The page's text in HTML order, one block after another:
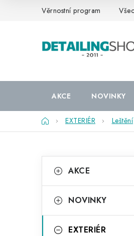
Věrnostní program
AKCE NOVINKY
DomůEXTERIÉR Leštění
o
t
kategorie
a
e
AKCE
NOVINKY
EXTERIÉR